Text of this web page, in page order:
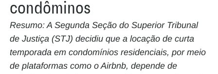
condôminos
Resumo: A Segunda Seção do Superior Tribunal
de Justiça (STJ) decidiu que a locação de curta
temporada em condomínios residenciais, por meio
de plataformas como o Airbnb, depende de